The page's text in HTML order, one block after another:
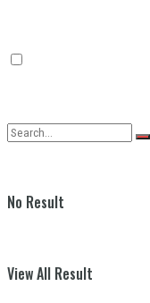
No Result
View All Result